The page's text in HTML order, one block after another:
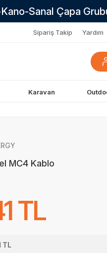
Sanal Çapa
Sipariş Takip Yardım
Karavan
MC4 Kablo
TL
TL